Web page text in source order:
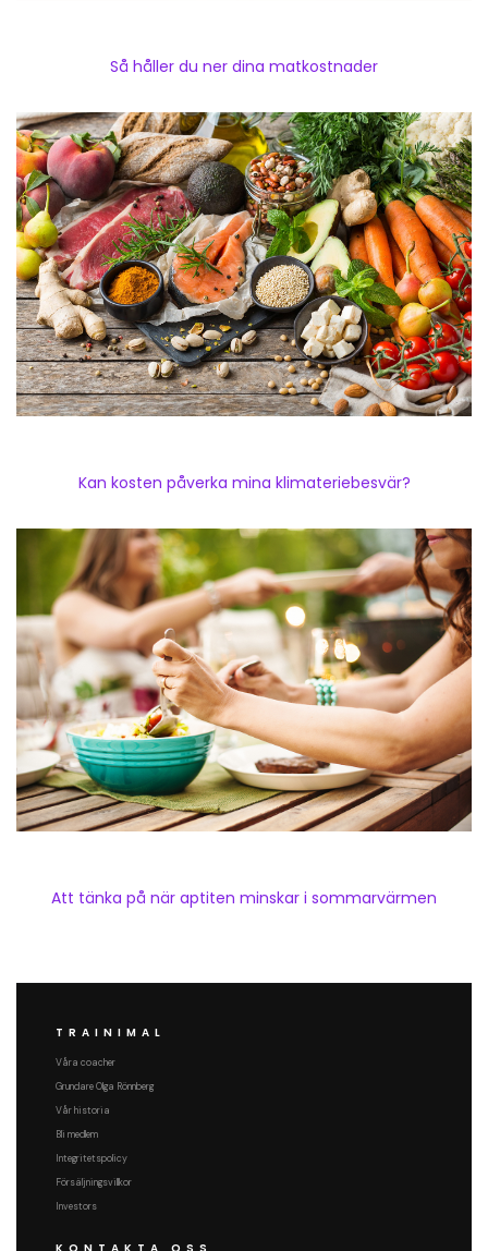
Så håller du ner dina matkostnader
Kan kosten påverka mina klimateriebesvär?
Att tänka på när aptiten minskar i sommarvärmen
TRAINIMAL
Våra coacher
Grundare Olga Rönnberg
Vår historia
Bli medlem
Integritetspolicy
Försäljningsvillkor
Investors